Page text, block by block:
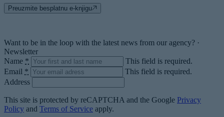
Preuzmite besplatnu e-knjigu
Want to be in the loop with the latest news from our agency? ·
Newsletter
Name *
This field is required.
Email *
This field is required.
Address
This site is protected by reCAPTCHA and the Google Privacy
Policy and Terms of Service apply.